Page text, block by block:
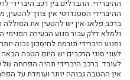
רכב מסחרי עד 3.5 טון - השוואה
ההיברידי. ההבדלים בין רכב היברידי
ההיברידי הסטנדרטי אין צורך להטעין,
ברכב פלאג-אין יש להטעין את
ולמלא דלק עבור מנוע הבעירה הפנימי
ומנוע היברידי תורמת לחיסכון גבוה
לשני סוגי הרכבים יש היום הטבה
אין ההטבה גבוהה יותר ועומדת על הפחתה בסך 1,050 ₪